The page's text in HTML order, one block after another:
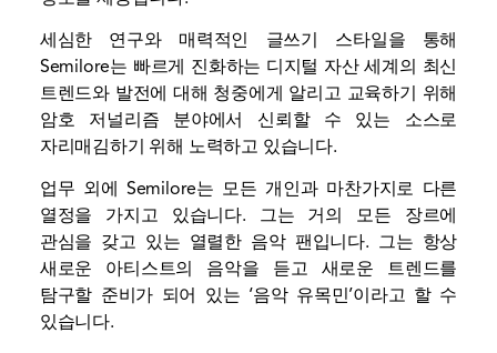
세심한 연구와 매력적인 글쓰기 스타일을 통해
Semilore는 빠르게 진화하는 디지털 자산 세계의 최신
트렌드와 발전에 대해 청중에게 알리고 교육하기 위해
암호 저널리즘 분야에서 신뢰할 수 있는 소스로
자리매김하기 위해 노력하고 있습니다.
업무 외에 Semilore는 모든 개인과 마찬가지로 다른
열정을 가지고 있습니다. 그는 거의 모든 장르에
관심을 갖고 있는 열렬한 음악 팬입니다. 그는 항상
새로운 아티스트의 음악을 듣고 새로운 트렌드를
탐구할 준비가 되어 있는 ‘음악 유목민’이라고 할 수
있습니다.